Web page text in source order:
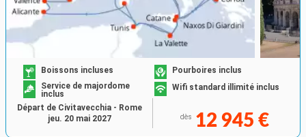
Boissons incluses
Pourboires inclus
Service de majordome
inclus
Wifi standard illimité inclus
dès 12 945 €
Départ de Civitavecchia - Rome
jeu. 20 mai 2027